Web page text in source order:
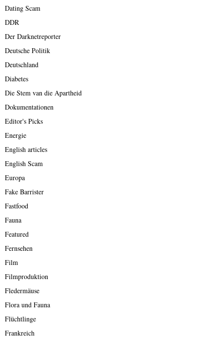
Dating Scam
DDR
Der Darknetreporter
Deutsche Politik
Deutschland
Diabetes
Die Stem van die Apartheid
Dokumentationen
Editor's Picks
Energie
English articles
English Scam
Europa
Fake Barrister
Fastfood
Fauna
Featured
Fernsehen
Film
Filmproduktion
Fledermäuse
Flora und Fauna
Flüchtlinge
Frankreich